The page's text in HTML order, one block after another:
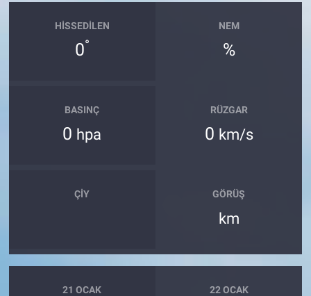
HISSEDILEN
0°
NEM
%
BASINÇ
0 hpa
RÜZGAR
0 km/s
ÇIY GÖRÜŞ
km
21 OCAK 22 OCAK